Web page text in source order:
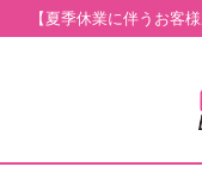
【夏季休業に伴うお客